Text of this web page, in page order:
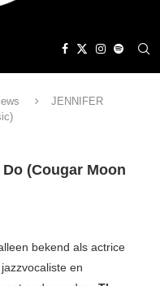
JENNIFER
Do (Cougar Moon
bekend als actrice
en